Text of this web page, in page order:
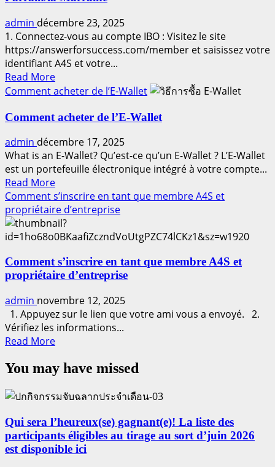
admin décembre 23, 2025
1. Connectez-vous au compte IBO : Visitez le site
https://answerforsuccess.com/member et saisissez votre
identifiant A4S et votre...
Read MoreRead
more
Comment
un
Nouveau
Membre
ou
Propriétaire
d’Entreprise
Indépendant
(IBO)
le
Parrain/la
Comment acheter de l’E-Wallet
Comment acheter de l’E-Wallet
admin décembre 17, 2025
What is an E-Wallet? Qu’est-ce qu’un E-Wallet ? L’E-Wallet
est un portefeuille électronique intégré à votre compte...
Read MoreRead
more
about
Comment
acheter
l’E-
Wallet
Comment s’inscrire en tant que membre A4S et
propriétaire d’entreprise
Comment s’inscrire en tant que membre A4S et
propriétaire d’entreprise
admin novembre 12, 2025
1. Appuyez sur le lien que votre ami vous a envoyé. 2.
Vérifiez les informations...
Read MoreRead
about
s’inscrire
tant
que
membre
You may have missed
Qui sera l’heureux(se) gagnant(e)! La liste des
participants éligibles au tirage au sort d’juin 2026
est disponible ici